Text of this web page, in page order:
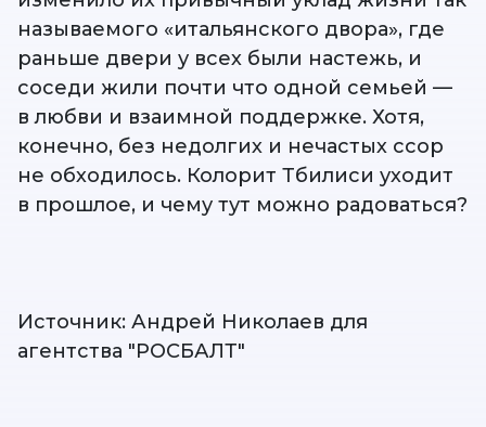
называемого «итальянского двора», где
раньше двери у всех были настежь, и
соседи жили почти что одной семьей —
в любви и взаимной поддержке. Хотя,
конечно, без недолгих и нечастых ссор
не обходилось. Колорит Тбилиси уходит
в прошлое, и чему тут можно радоваться?
Источник: Андрей Николаев для
агентства "РОСБАЛТ"